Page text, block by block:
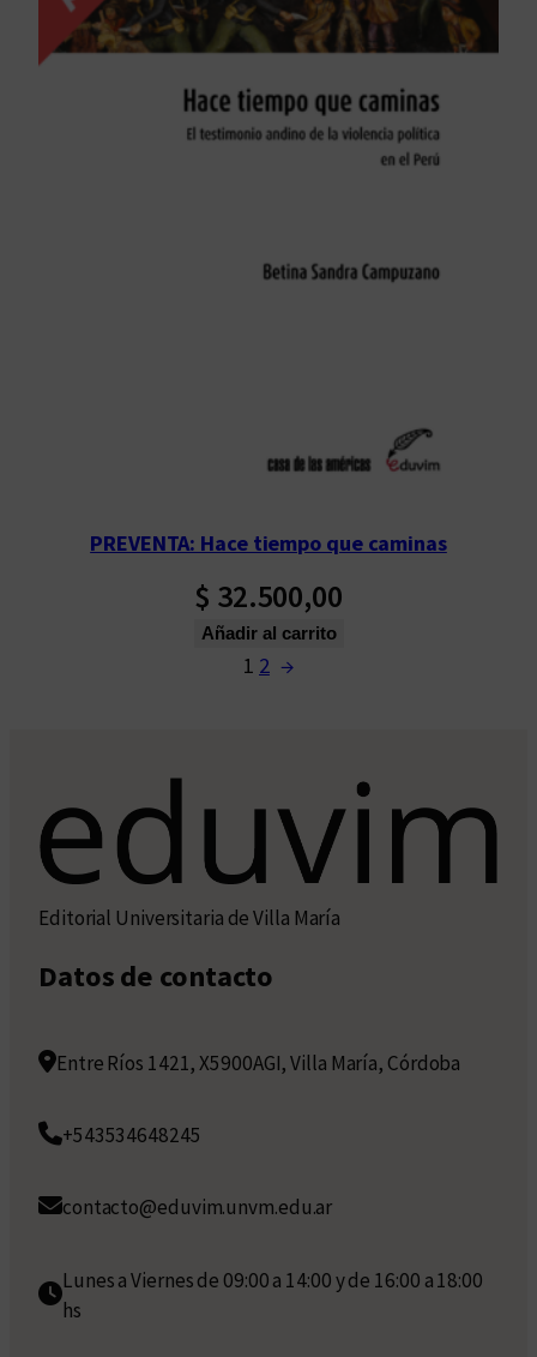
PREVENTA: Hace tiempo que caminas
$ 32.500,00
Añadir al carrito
1 2 →
Editorial Universitaria de Villa María
Datos de contacto
Entre Ríos 1421, X5900AGI, Villa María, Córdoba
+543534648245
contacto@eduvim.unvm.edu.ar
Lunes a Viernes de 09:00 a 14:00 y de 16:00 a 18:00
hs